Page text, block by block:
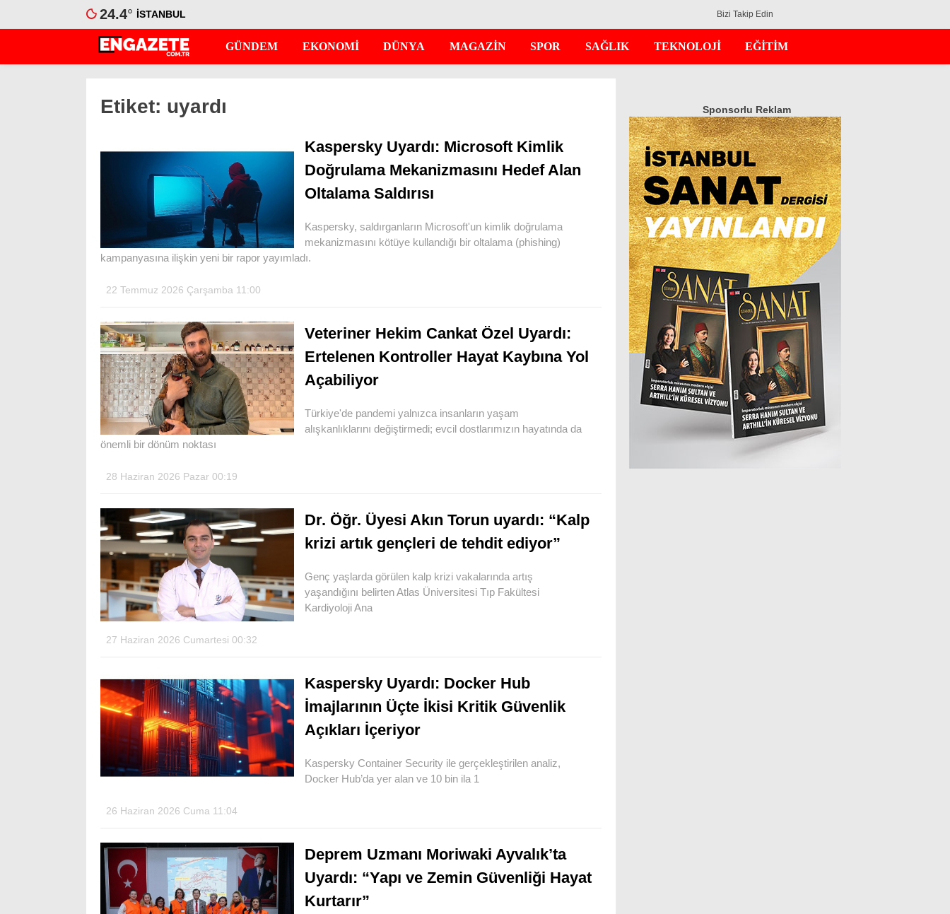
GÜNDEM
EKONOMİ
DÜNYA
MAGAZİN
SPOR
SAĞLIK
TEKNOLOJİ
EĞİTİM
24.4° İSTANBUL Bizi Takip Edin
GÜNDEM EKONOMİ DÜNYA MAGAZİN SPOR SAĞLIK TEKNOLOJİ EĞİTİM
Etiket: uyardı
Kaspersky Uyardı: Microsoft Kimlik
Doğrulama Mekanizmasını Hedef Alan
Oltalama Saldırısı
Kaspersky, saldırganların Microsoft'un kimlik doğrulama
mekanizmasını kötüye kullandığı bir oltalama (phishing)
kampanyasına ilişkin yeni bir rapor yayımladı.
22 Temmuz 2026 Çarşamba 11:00
Veteriner Hekim Cankat Özel Uyardı:
Ertelenen Kontroller Hayat Kaybına Yol
Açabiliyor
Türkiye'de pandemi yalnızca insanların yaşam
alışkanlıklarını değiştirmedi; evcil dostlarımızın hayatında da
önemli bir dönüm noktası
28 Haziran 2026 Pazar 00:19
Dr. Öğr. Üyesi Akın Torun uyardı: “Kalp
krizi artık gençleri de tehdit ediyor”
Genç yaşlarda görülen kalp krizi vakalarında artış
yaşandığını belirten Atlas Üniversitesi Tıp Fakültesi
Kardiyoloji Ana
27 Haziran 2026 Cumartesi 00:32
Kaspersky Uyardı: Docker Hub
İmajlarının Üçte İkisi Kritik Güvenlik
Açıkları İçeriyor
Kaspersky Container Security ile gerçekleştirilen analiz,
Docker Hub’da yer alan ve 10 bin ila 1
26 Haziran 2026 Cuma 11:04
Deprem Uzmanı Moriwaki Ayvalık’ta
Uyardı: “Yapı ve Zemin Güvenliği Hayat
Kurtarır”
Sponsorlu Reklam